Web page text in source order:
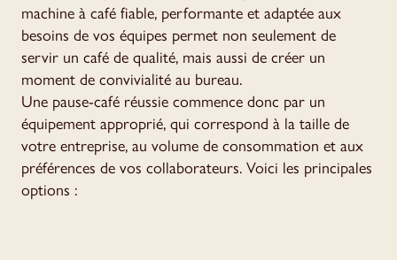
machine à café fiable, performante et adaptée aux
besoins de vos équipes permet non seulement de
servir un café de qualité, mais aussi de créer un
moment de convivialité au bureau.
Une pause-café réussie commence donc par un
équipement approprié, qui correspond à la taille de
votre entreprise, au volume de consommation et aux
préférences de vos collaborateurs. Voici les principales
options :